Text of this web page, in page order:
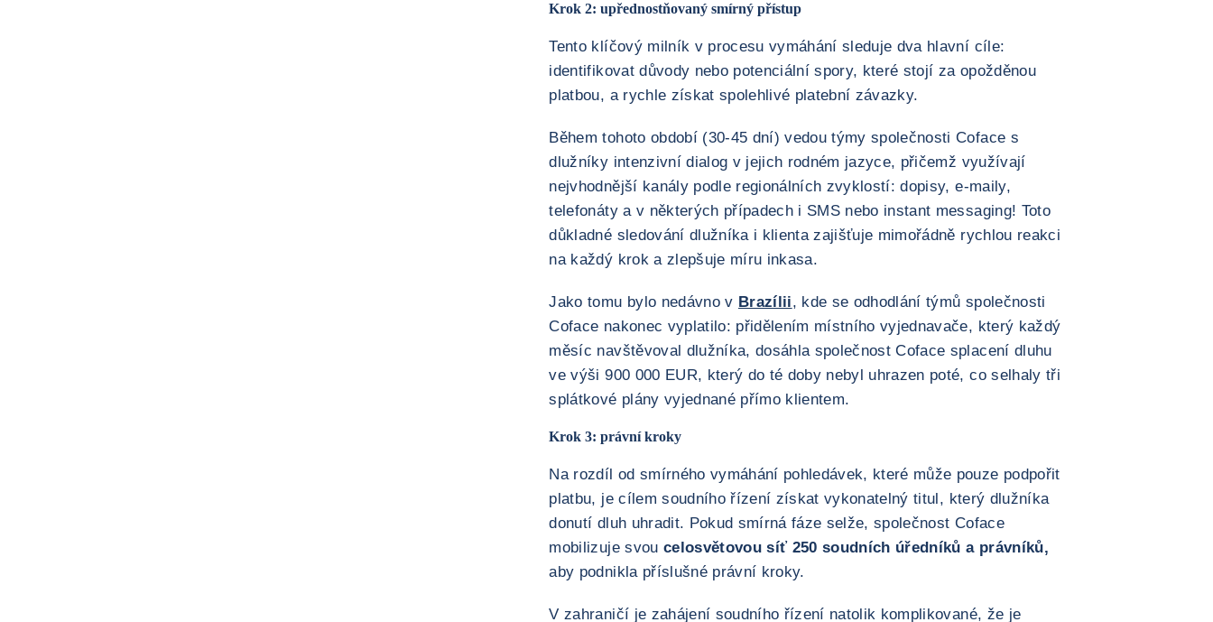
Krok 2: upřednostňovaný smírný přístup
Tento klíčový milník v procesu vymáhání sleduje dva hlavní cíle:
identifikovat důvody nebo potenciální spory, které stojí za opožděnou
platbou, a rychle získat spolehlivé platební závazky.
Během tohoto období (30-45 dní) vedou týmy společnosti Coface s
dlužníky intenzivní dialog v jejich rodném jazyce, přičemž využívají
nejvhodnější kanály podle regionálních zvyklostí: dopisy, e-maily,
telefonáty a v některých případech i SMS nebo instant messaging! Toto
důkladné sledování dlužníka i klienta zajišťuje mimořádně rychlou reakci
na každý krok a zlepšuje míru inkasa.
Jako tomu bylo nedávno v Brazílii, kde se odhodlání týmů společnosti
Coface nakonec vyplatilo: přidělením místního vyjednavače, který každý
měsíc navštěvoval dlužníka, dosáhla společnost Coface splacení dluhu
ve výši 900 000 EUR, který do té doby nebyl uhrazen poté, co selhaly tři
splátkové plány vyjednané přímo klientem.
Krok 3: právní kroky
Na rozdíl od smírného vymáhání pohledávek, které může pouze podpořit
platbu, je cílem soudního řízení získat vykonatelný titul, který dlužníka
donutí dluh uhradit. Pokud smírná fáze selže, společnost Coface
mobilizuje svou celosvětovou síť 250 soudních úředníků a právníků,
aby podnikla příslušné právní kroky.
V zahraničí je zahájení soudního řízení natolik komplikované, že je